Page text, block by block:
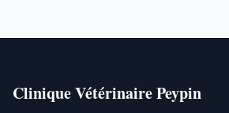
Clinique Vétérinaire Peypin